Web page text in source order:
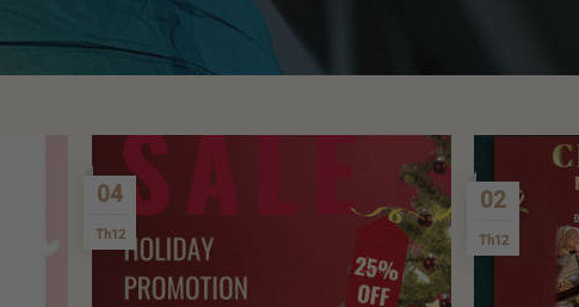
04
Th12
02
Th12